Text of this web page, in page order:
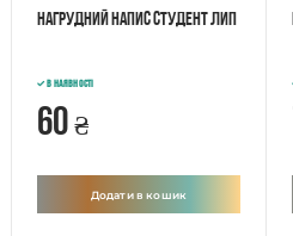
Нагрудний напис Студент лип
В наявності
60 ₴
Додати в кошик